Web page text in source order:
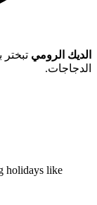
الديك الرومي تبختر
الدجاجات.
holidays like